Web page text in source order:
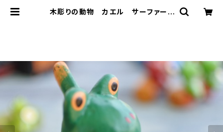
木彫りの動物 カエル サーファー |